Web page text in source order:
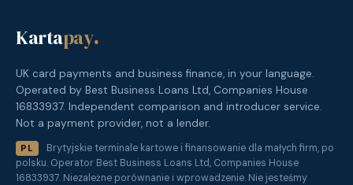
Kartapay.
UK card payments and business finance, in your language.
Operated by Best Business Loans Ltd, Companies House
16833937. Independent comparison and introducer service.
Not a payment provider, not a lender.
PL
Brytyjskie terminale kartowe i finansowanie dla małych firm, po
polsku. Operator Best Business Loans Ltd, Companies House
16833937. Niezależne porównanie i wprowadzenie. Nie jesteśmy